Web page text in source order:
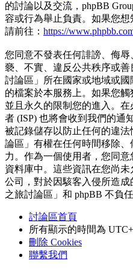
的討論以及交流，phpBB
容或行為舉止負責。如果您想
請前往： https://
您同意不發表任何誹謗、侮
褻、不實、違反公共秩序或
討論區」所在國家或地域或
的檔案於本服務上。如果您
並且永久的限制您的進入。
者 (ISP) 也將會收到我們的通
被記錄儲存以防止任何的違
論區」有權在任何時間移除
力。作為一個使用者，您同
資料庫中。這些資訊在您尚
公司，對於因駭客入侵所造
之旅討論區」和 phpBB 不負
討論區首頁
所有顯示的時間為
刪除 Cookies
聯繫我們